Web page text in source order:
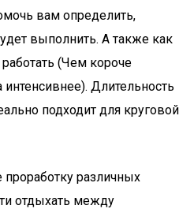
вам определить,
выполнить. А также как
(Чем короче
интенсивнее). Длительность
подходит для круговой
различных
отдыхать между